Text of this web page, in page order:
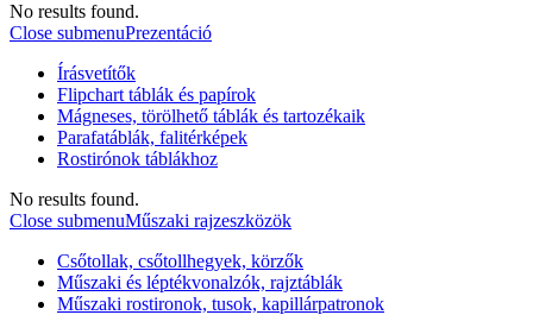
No results found.
Close submenuPrezentáció
Írásvetítők
Flipchart táblák és papírok
Mágneses, törölhető táblák és tartozékaik
Parafatáblák, falitérképek
Rostirónok táblákhoz
No results found.
Close submenuMűszaki rajzeszközök
Csőtollak, csőtollhegyek, körzők
Műszaki és léptékvonalzók, rajztáblák
Műszaki rostironok, tusok, kapillárpatronok